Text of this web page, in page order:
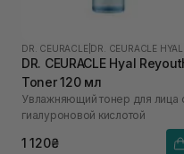
DR. CEURACLE
DR. CEURACLE Hyal
Toner 120 мл
Увлажняющий тонер для лица
гиалуроновой кислотой
1 120₴